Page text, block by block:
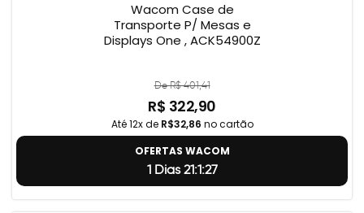
Wacom Case de
Transporte P/ Mesas e
Displays One , ACK54900Z
De R$ 401,41
R$ 322,90
Até 12x de R$32,86 no cartão
OFERTAS WACOM
1 Dias 21:1:26